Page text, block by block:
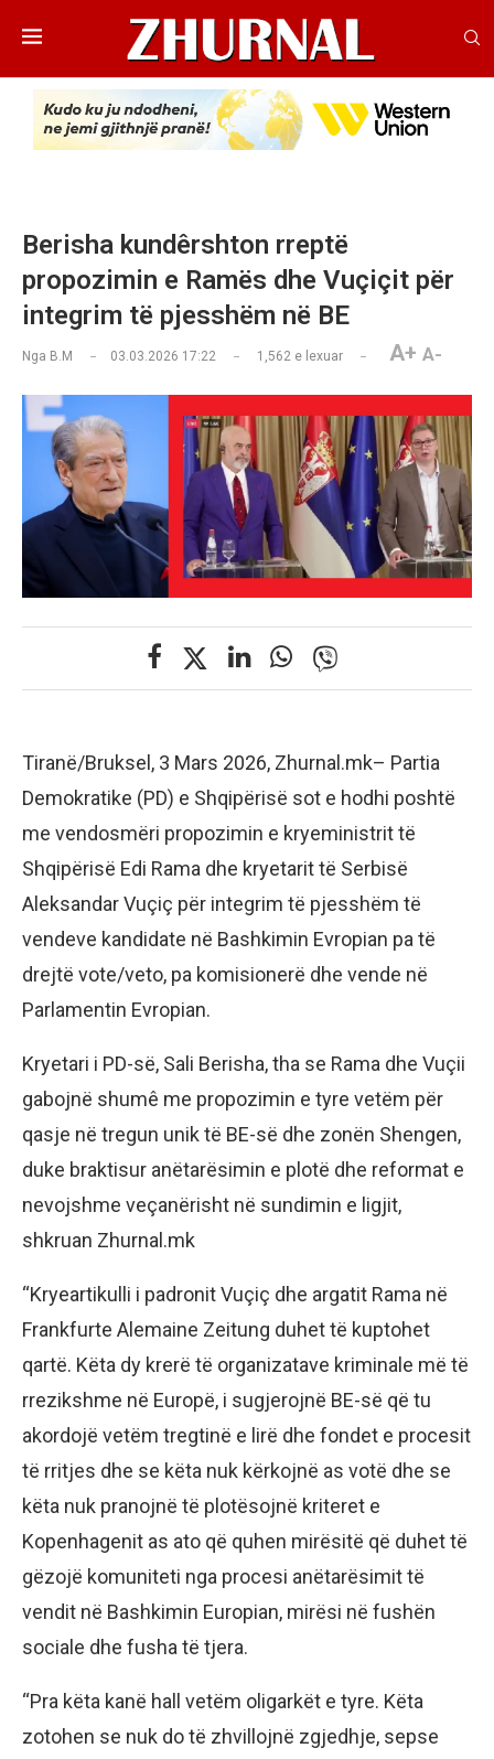
Berisha kundêrshton rreptë
propozimin e Ramës dhe Vuçiçit për
integrim të pjesshëm në BE
Nga B.M 03.03.2026 17:22 1,562 e lexuar A+ A-
Tiranë/Bruksel, 3 Mars 2026, Zhurnal.mk– Partia
Demokratike (PD) e Shqipërisë sot e hodhi poshtë
me vendosmëri propozimin e kryeministrit të
Shqipërisë Edi Rama dhe kryetarit të Serbisë
Aleksandar Vuçiç për integrim të pjesshëm të
vendeve kandidate në Bashkimin Evropian pa të
drejtë vote/veto, pa komisionerë dhe vende në
Parlamentin Evropian.
Kryetari i PD-së, Sali Berisha, tha se Rama dhe Vuçii
gabojnë shumê me propozimin e tyre vetëm për
qasje në tregun unik të BE-së dhe zonën Shengen,
duke braktisur anëtarësimin e plotë dhe reformat e
nevojshme veçanërisht në sundimin e ligjit,
shkruan Zhurnal.mk
“Kryeartikulli i padronit Vuçiç dhe argatit Rama në
Frankfurte Alemaine Zeitung duhet të kuptohet
qartë. Këta dy krerë të organizatave kriminale më të
rrezikshme në Europë, i sugjerojnë BE-së që tu
akordojë vetëm tregtinë e lirë dhe fondet e procesit
të rritjes dhe se këta nuk kërkojnë as votë dhe se
këta nuk pranojnë të plotësojnë kriteret e
Kopenhagenit as ato që quhen mirësitë që duhet të
gëzojë komuniteti nga procesi anëtarësimit të
vendit në Bashkimin Europian, mirësi në fushën
sociale dhe fusha të tjera.
“Pra këta kanë hall vetëm oligarkët e tyre. Këta
zotohen se nuk do të zhvillojnë zgjedhje, sepse